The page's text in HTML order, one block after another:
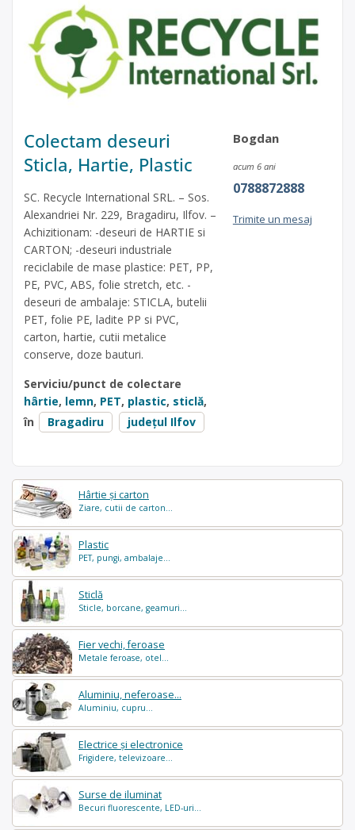
Hârtie și carton
Ziare, cutii de carton...
Plastic
PET, pungi, ambalaje...
Sticlă
Sticle, borcane, geamuri...
Fier vechi, feroase
Metale feroase, otel...
Aluminiu, neferoase...
Aluminiu, cupru...
Electrice și electronice
Frigidere, televizoare...
Surse de iluminat
Becuri fluorescente, LED-uri...
Colectam deseuri
Sticla, Hartie, Plastic
SC. Recycle International SRL. – Sos.
Alexandriei Nr. 229, Bragadiru, Ilfov. –
Achizitionam: -deseuri de HARTIE si
CARTON; -deseuri industriale
reciclabile de mase plastice: PET, PP,
PE, PVC, ABS, folie stretch, etc. -
deseuri de ambalaje: STICLA, butelii
PET, folie PE, ladite PP si PVC,
carton, hartie, cutii metalice
conserve, doze bauturi.
Serviciu/punct de colectare
hârtie, lemn, PET, plastic, sticlă,
în
Bragadiru județul Ilfov
Bogdan
acum 6 ani
0788872888
Trimite un mesaj